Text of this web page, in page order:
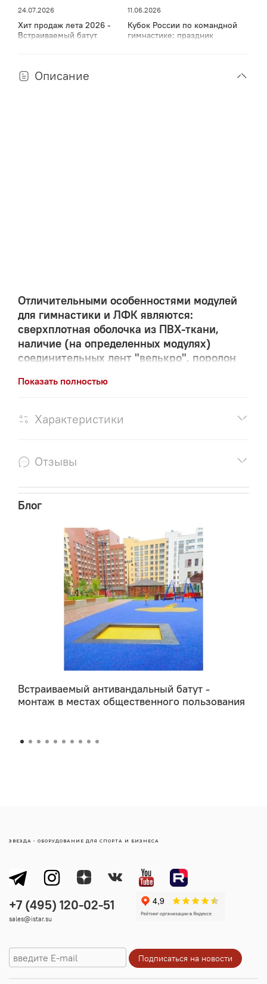
24.07.2026
Хит продаж лета 2026 -
Встраиваемый батут
11.06.2026
Кубок России по командной
гимнастике: праздник
Описание
Отличительными особенностями модулей
для гимнастики и ЛФК являются:
сверхплотная оболочка из ПВХ-ткани,
наличие (на определенных модулях)
соединительных лент "велькро", поролон
Показать полностью
Характеристики
Отзывы
Блог
Встраиваемый антивандальный батут -
монтаж в местах общественного пользования
sales@istar.su
ЗВЕЗДА - ОБОРУДОВАНИЕ ДЛЯ СПОРТА И БИЗНЕСА